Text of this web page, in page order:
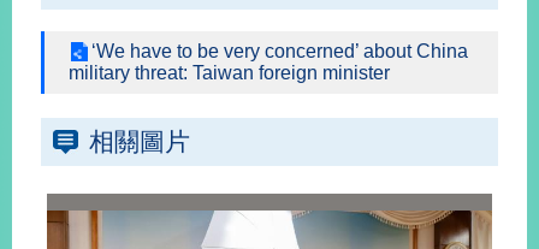
信
箱
專
頁
‘We have to be very concerned’ about China
military threat: Taiwan foreign minister
相關圖片